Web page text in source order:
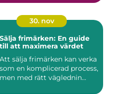
30. nov
Sälja frimärken: En guide
till att maximera värdet
Att sälja frimärken kan verka
som en komplicerad process,
men med rätt väglednin...